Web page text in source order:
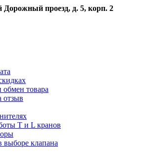
Дорожный проезд, д. 5, корп. 2
обмен товара
отзыв
T и L кранов
клапана